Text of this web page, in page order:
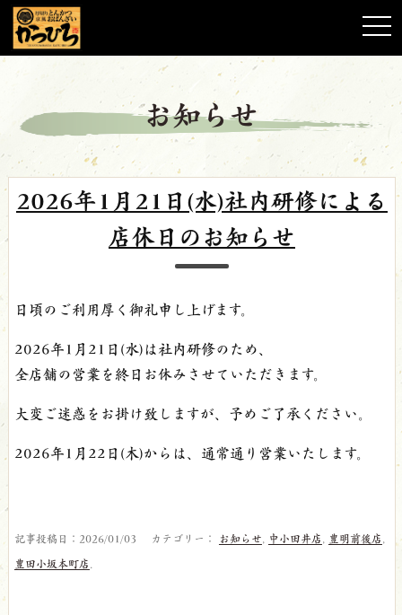
お知らせ
2026年1月21日(水)社内研修による
店休日のお知らせ
日頃のご利用厚く御礼申し上げます。
2026年1月21日(水)は社内研修のため、
全店舗の営業を終日お休みさせていただきます。
大変ご迷惑をお掛け致しますが、予めご了承ください。
2026年1月22日(木)からは、通常通り営業いたします。
記事投稿日：2026/01/03 カテゴリー： お知らせ, 中小田井店 , 豊明前後店 ,
豊田小坂本町店 .